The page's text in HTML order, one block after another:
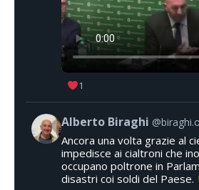
1
Alberto Biraghi
Ancora una volta grazie al
impedisce ai cialtroni che
occupano poltrone in
disastri coi soldi del Paese.